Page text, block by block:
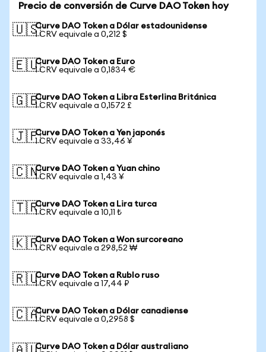
Precio de conversión de Curve DAO Token hoy
🇺🇸Curve DAO Token a Dólar estadounidense
1 CRV equivale a 0,212 $
🇪🇺Curve DAO Token a Euro
1 CRV equivale a 0,1834 €
🇬🇧Curve DAO Token a Libra Esterlina Británica
1 CRV equivale a 0,1572 £
🇯🇵Curve DAO Token a Yen japonés
1 CRV equivale a 33,46 ¥
🇨🇳Curve DAO Token a Yuan chino
1 CRV equivale a 1,43 ¥
🇹🇷Curve DAO Token a Lira turca
1 CRV equivale a 10,11 ₺
🇰🇷Curve DAO Token a Won surcoreano
1 CRV equivale a 298,52 ₩
🇷🇺Curve DAO Token a Rublo ruso
1 CRV equivale a 17,44 ₽
🇨🇦Curve DAO Token a Dólar canadiense
1 CRV equivale a 0,2958 $
Curve DAO Token a Dólar australiano